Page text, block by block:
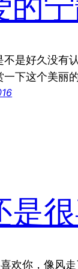
不是好久没有
一下这个美丽
是
欢你，像风